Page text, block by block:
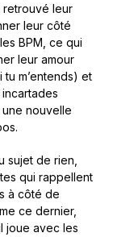
retrouvé leur
leur côté
BPM, ce qui
leur amour
m’entends) et
nouvelle
sujet de rien,
qui rappellent
à côté de
ce dernier,
joue avec les